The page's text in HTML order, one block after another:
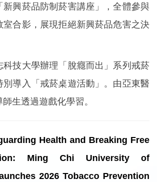
新興菸品防制菸害講座」，全體參與
室合影，展現拒絕新興菸品危害之決
科技大學辦理「脫癮而出」系列戒菸
別導入「戒菸桌遊活動」。由亞東醫
生透過遊戲化學習。
Health and Breaking Free
Ming Chi University of
2026 Tobacco Prevention